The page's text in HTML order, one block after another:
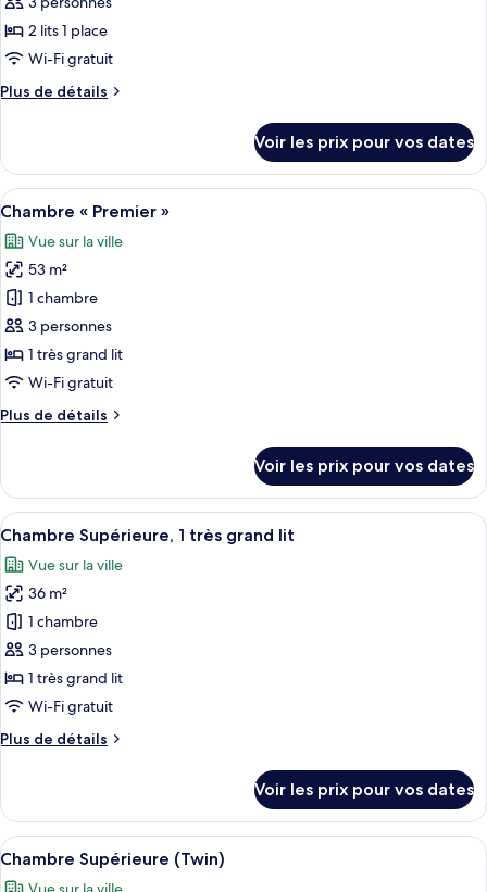
type
de
chambre :
Chambre
lits
jumeaux
2 lits 1 place
Wi-Fi gratuit
Plus de détails
Plus
le
type
de
Chambre
Club
avec
lits
jumeaux
Voir les prix pour vos dates
Afficher
toutes
les
photos
pour
ce
type
de
chambre :
Chambre
»
Une chambre d’hôtel équipée d’un
11
Chambre « Premier »
Vue sur la ville
53 m²
1 chambre
3 personnes
1 très grand lit
Wi-Fi gratuit
Plus de détails
Plus
le
type
de
Chambre
«
Premier
Voir les prix pour vos dates
Afficher
toutes
les
photos
pour
ce
type
de
chambre :
Chambre
très
grand
lit
Une chambre d’hôtel moderne
8
Chambre Supérieure, 1 très grand lit
Vue sur la ville
36 m²
1 chambre
3 personnes
1 très grand lit
Wi-Fi gratuit
Plus de détails
Plus
le
type
de
Voir les prix pour vos dates
Afficher
toutes
Une chambre d’hôtel moderne
8
Chambre Supérieure (Twin)